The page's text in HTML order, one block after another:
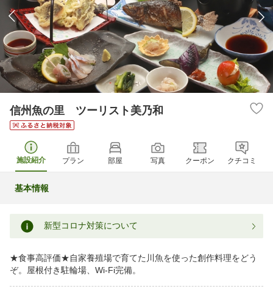
信州魚の里 ツーリスト美乃和
施設紹介 プラン 部屋 写真 クーポン クチコミ
基本情報
新型コロナ対策について
★食事高評価★自家養殖場で育てた川魚を使った創作料理をどう
ぞ。屋根付き駐輪場、Wi-Fi完備。